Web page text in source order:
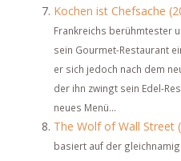
Kochen ist Chefsache
Frankreichs berühmtester
sein Gourmet-Restaurant
er sich jedoch nach dem
der ihn zwingt sein Edel-
neues Menü...
The Wolf of Wall Street
basiert auf der